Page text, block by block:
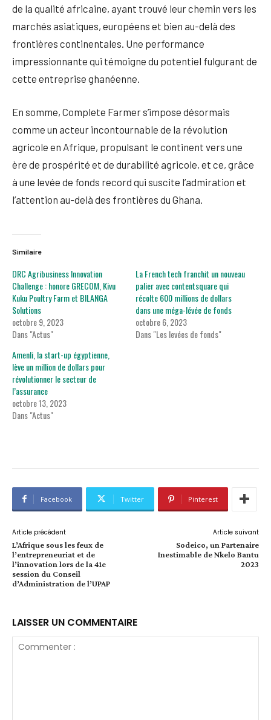
de la qualité africaine, ayant trouvé leur chemin vers les
marchés asiatiques, européens et bien au-delà des
frontières continentales. Une performance
impressionnante qui témoigne du potentiel fulgurant de
cette entreprise ghanéenne.
En somme, Complete Farmer s’impose désormais
comme un acteur incontournable de la révolution
agricole en Afrique, propulsant le continent vers une
ère de prospérité et de durabilité agricole, et ce, grâce
à une levée de fonds record qui suscite l’admiration et
l’attention au-delà des frontières du Ghana.
Similaire
DRC Agribusiness Innovation
Challenge : honore GRECOM, Kivu
Kuku Poultry Farm et BILANGA
Solutions
octobre 9, 2023
Dans "Actus"
La French tech franchit un nouveau
palier avec contentsquare qui
récolte 600 millions de dollars
dans une méga-lévée de fonds
octobre 6, 2023
Dans "Les levées de fonds"
Amenli, la start-up égyptienne,
lève un million de dollars pour
révolutionner le secteur de
l’assurance
octobre 13, 2023
Dans "Actus"
Facebook Twitter Pinterest
Article précédent
L’Afrique sous les feux de
l’entrepreneuriat et de
l’innovation lors de la 41e
session du Conseil
d’Administration de l’UPAP
Article suivant
Sodeico, un Partenaire
Inestimable de Nkelo Bantu
2023
LAISSER UN COMMENTAIRE